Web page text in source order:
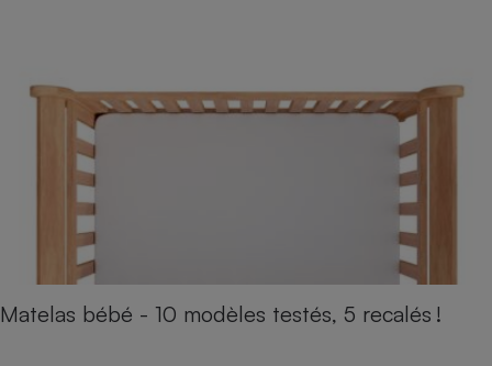
Matelas bébé - 10 modèles testés, 5 recalés !